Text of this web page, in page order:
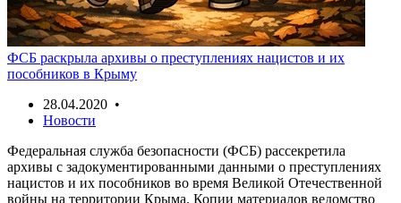
ФСБ раскрыла архивы о преступлениях нацистов и их
пособников в Крыму
28.04.2020 •
Новости
Федеральная служба безопасности (ФСБ) рассекретила
архивы с задокументированными данными о преступлениях
нацистов и их пособников во время Великой Отечественной
войны на территории Крыма. Копии материалов ведомство